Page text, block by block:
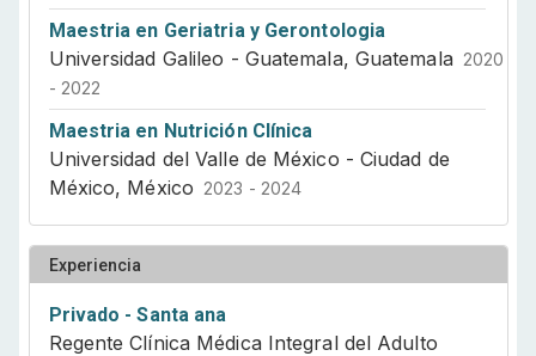
Maestria en Geriatria y Gerontologia
Universidad Galileo - Guatemala, Guatemala 2020
- 2022
Maestria en Nutrición Clínica
Universidad del Valle de México - Ciudad de
México, México 2023 - 2024
Experiencia
Privado - Santa ana
Regente Clínica Médica Integral del Adulto